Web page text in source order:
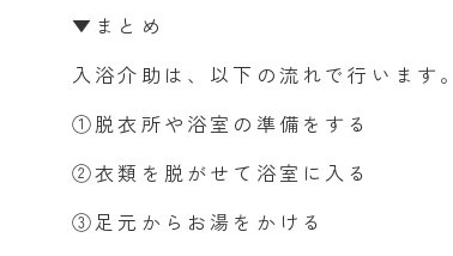
▼まとめ
入浴介助は、以下の流れで行います。
①脱衣所や浴室の準備をする
②衣類を脱がせて浴室に入る
③足元からお湯をかける